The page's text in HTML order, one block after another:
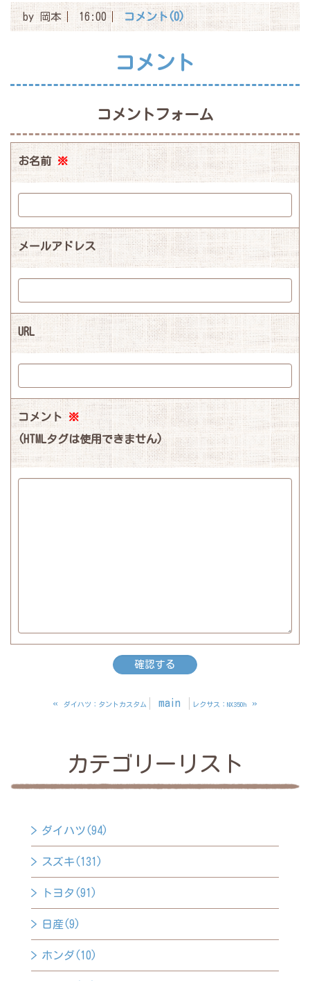
by岡本 16:00 コメント(0)
コメント
コメントフォーム
お名前 ※
メールアドレス
URL
コメント※
(HTMLタグは使用できません)
« ダイハツ：タントカスタム main レクサス：NX350h »
カテゴリーリスト
ダイハツ(94)
スズキ(131)
トヨタ(91)
日産(9)
ホンダ(10)